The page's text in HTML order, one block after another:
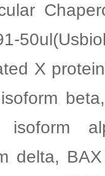
X
isoform
delta,